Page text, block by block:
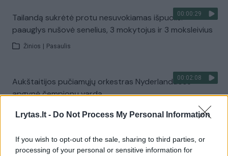
Lrytas.lt - Do Not Process My Personal Information
If you wish to opt-out of the sale, sharing to third parties, or
processing of your personal or sensitive information for
00:00:29
Tailandą sukrėtė protu nesuvokiamas išpuolis:
paauglys nušovė senelius, 3 mokytojus ir 3 moksleivius
Žinios Pasaulis
00:02:08
Aukštaitijos pučiamųjų orkestras Nyderlanduose
apgynė čempionų vardą
Žinios | Lietuvos diena
Visi įrašai